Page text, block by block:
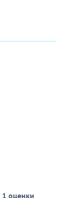
1 оценки